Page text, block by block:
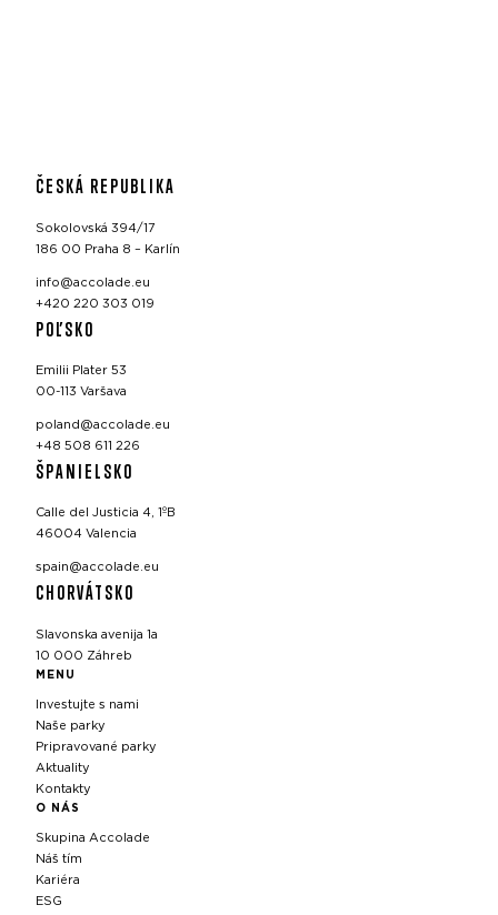
ČESKÁ REPUBLIKA
Sokolovská 394/17
186 00 Praha 8 – Karlín
info@accolade.eu
+420 220 303 019
POĽSKO
Emilii Plater 53
00-113 Varšava
poland@accolade.eu
+48 508 611 226
ŠPANIELSKO
Calle del Justicia 4, 1ºB
46004 Valencia
spain@accolade.eu
CHORVÁTSKO
Slavonska avenija 1a
10 000 Záhreb
MENU
Investujte s nami
Naše parky
Pripravované parky
Aktuality
Kontakty
O NÁS
Skupina Accolade
Náš tím
Kariéra
ESG